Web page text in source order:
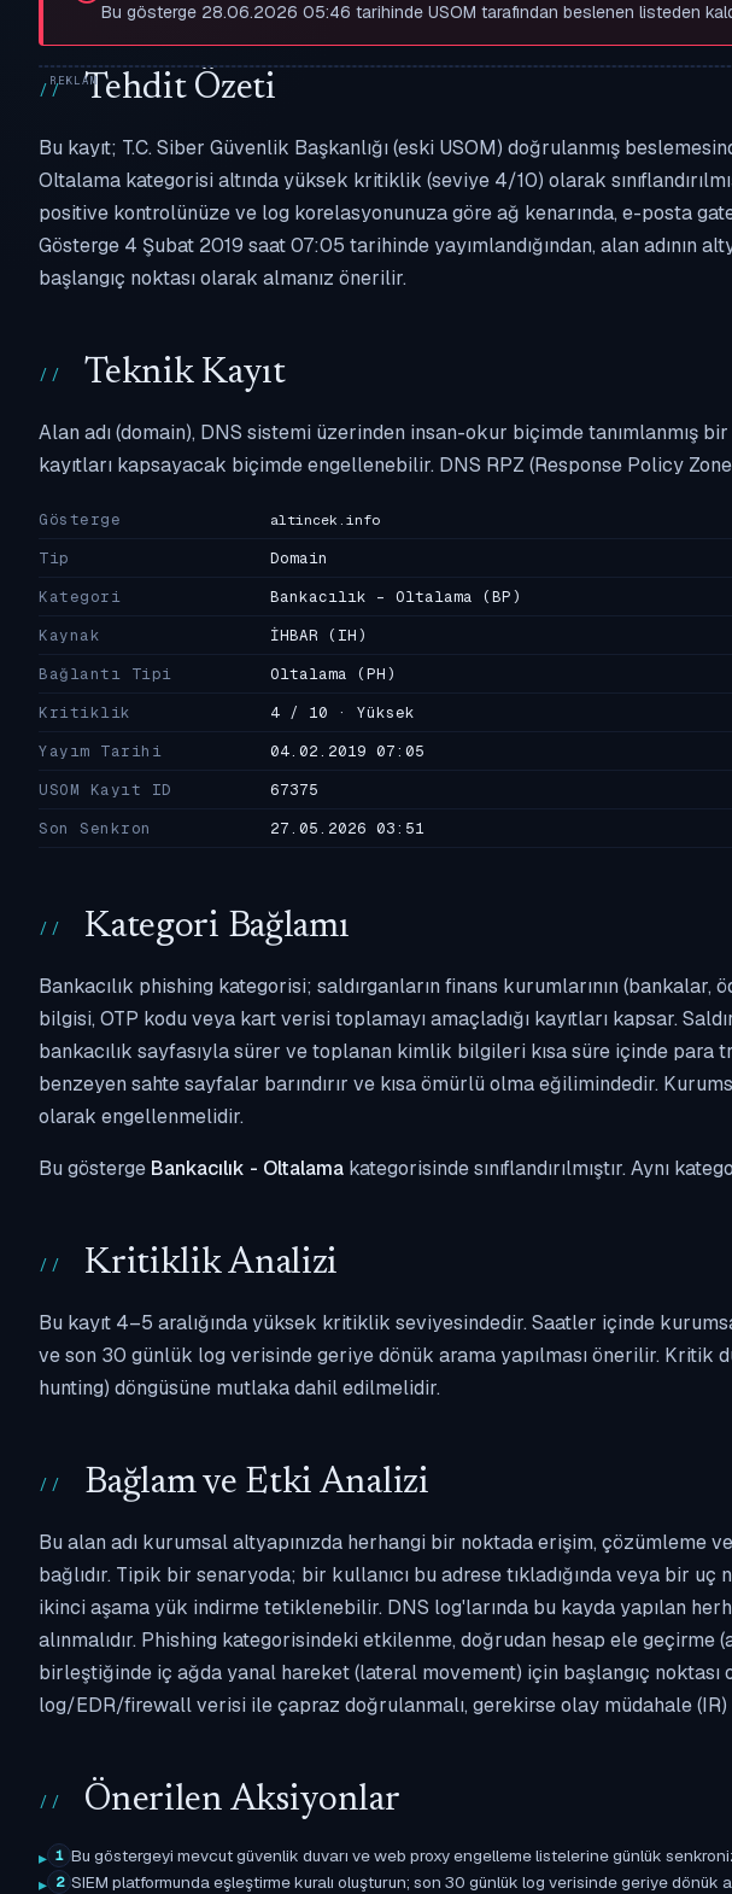
Bu gösterge 28.06.2026 05:46 tarihinde USOM tarafından beslenen listeden
Tehdit Özeti
Bu kayıt; T.C. Siber Güvenlik Başkanlığı (eski USOM) doğrulanmış
Oltalama kategorisi altında yüksek kritiklik (seviye 4/10) olarak
positive kontrolünüze ve log korelasyonunuza göre ağ kenarında, e-posta
Gösterge 4 Şubat 2019 saat 07:05 tarihinde yayımlandığından, alan adının
başlangıç noktası olarak almanız önerilir.
Teknik Kayıt
Alan adı (domain), DNS sistemi üzerinden insan-okur biçimde tanımlanmış
kayıtları kapsayacak biçimde engellenebilir. DNS RPZ (Response Policy
Gösterge altincek.info
Tip
Domain
Kategori
Bankacılık - Oltalama (BP)
Kaynak
İHBAR (IH)
Bağlantı Tipi
Oltalama (PH)
Kritiklik
4 / 10 · Yüksek
Yayım Tarihi
04.02.2019 07:05
USOM Kayıt ID
67375
Son Senkron
27.05.2026 03:51
Kategori Bağlamı
Bankacılık phishing kategorisi; saldırganların finans kurumlarının
bilgisi, OTP kodu veya kart verisi toplamayı amaçladığı kayıtları kapsar.
bankacılık sayfasıyla sürer ve toplanan kimlik bilgileri kısa süre içinde
benzeyen sahte sayfalar barındırır ve kısa ömürlü olma eğilimindedir.
olarak engellenmelidir.
Bu gösterge Bankacılık - Oltalama kategorisinde sınıflandırılmıştır. Aynı
Kritiklik Analizi
Bu kayıt 4–5 aralığında yüksek kritiklik seviyesindedir. Saatler içinde
ve son 30 günlük log verisinde geriye dönük arama yapılması önerilir.
hunting) döngüsüne mutlaka dahil edilmelidir.
Bağlam ve Etki Analizi
Bu alan adı kurumsal altyapınızda herhangi bir noktada erişim, çözümleme
bağlıdır. Tipik bir senaryoda; bir kullanıcı bu adrese tıkladığında veya bir
ikinci aşama yük indirme tetiklenebilir. DNS log'larında bu kayda yapılan
alınmalıdır. Phishing kategorisindeki etkilenme, doğrudan hesap ele
birleştiğinde iç ağda yanal hareket (lateral movement) için başlangıç
log/EDR/firewall verisi ile çapraz doğrulanmalı, gerekirse olay müdahale
Önerilen Aksiyonlar
1 Bu göstergeyi mevcut güvenlik duvarı ve web proxy engelleme listelerine günlük
2 SIEM platformunda eşleştirme kuralı oluşturun; son 30 günlük log verisinde geriye dönük